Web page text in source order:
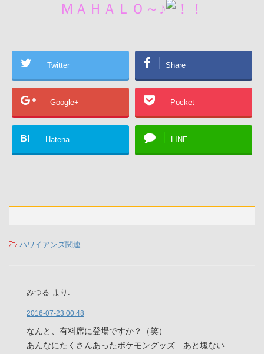
ＭＡＨＡＬＯ～♪
Twitter Share
Google+ Pocket
B! Hatena LINE
-ハワイアンズ関連
みつる より:
2016-07-23 00:48
なんと、有料席に登場ですか？（笑）
あんなにたくさんあったポケモングッズ…あと塊ない